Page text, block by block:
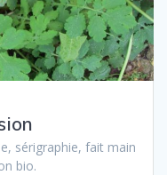
sérigraphie, fait main
bio.